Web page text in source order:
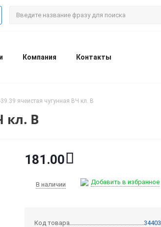
Компания Контакты
ячеистая чугунная ВЧ кл. В
кл. В
181.00
В наличии Добавить в избранное
Код товара 34403